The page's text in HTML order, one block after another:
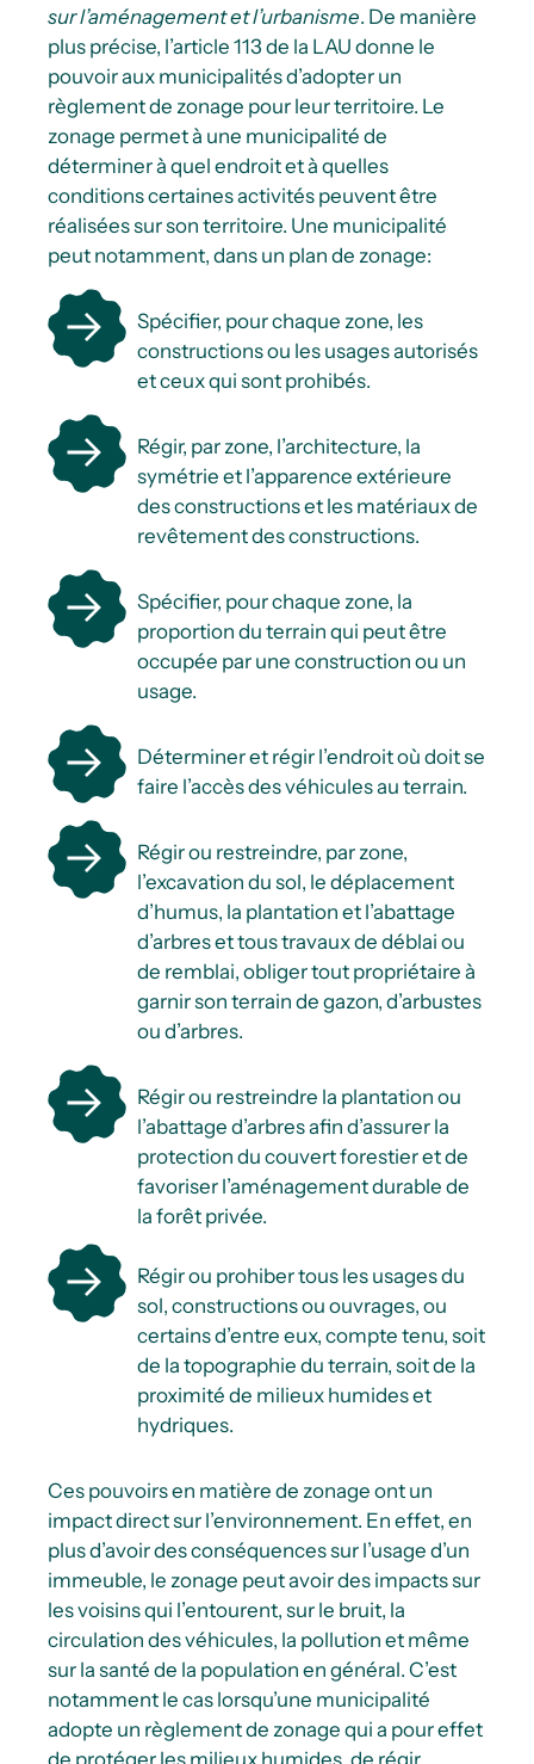
sur l’aménagement et l’urbanisme. De manière
plus précise, l’article 113 de la LAU donne le
pouvoir aux municipalités d’adopter un
règlement de zonage pour leur territoire. Le
zonage permet à une municipalité de
déterminer à quel endroit et à quelles
conditions certaines activités peuvent être
réalisées sur son territoire. Une municipalité
peut notamment, dans un plan de zonage:
Spécifier, pour chaque zone, les
constructions ou les usages autorisés
et ceux qui sont prohibés.
Régir, par zone, l’architecture, la
symétrie et l’apparence extérieure
des constructions et les matériaux de
revêtement des constructions.
Spécifier, pour chaque zone, la
proportion du terrain qui peut être
occupée par une construction ou un
usage.
Déterminer et régir l’endroit où doit se
faire l’accès des véhicules au terrain.
Régir ou restreindre, par zone,
l’excavation du sol, le déplacement
d’humus, la plantation et l’abattage
d’arbres et tous travaux de déblai ou
de remblai, obliger tout propriétaire à
garnir son terrain de gazon, d’arbustes
ou d’arbres.
Régir ou restreindre la plantation ou
l’abattage d’arbres afin d’assurer la
protection du couvert forestier et de
favoriser l’aménagement durable de
la forêt privée.
Régir ou prohiber tous les usages du
sol, constructions ou ouvrages, ou
certains d’entre eux, compte tenu, soit
de la topographie du terrain, soit de la
proximité de milieux humides et
hydriques.
Ces pouvoirs en matière de zonage ont un
impact direct sur l’environnement. En effet, en
plus d’avoir des conséquences sur l’usage d’un
immeuble, le zonage peut avoir des impacts sur
les voisins qui l’entourent, sur le bruit, la
circulation des véhicules, la pollution et même
sur la santé de la population en général. C’est
notamment le cas lorsqu’une municipalité
adopte un règlement de zonage qui a pour effet
de protéger les milieux humides, de régir